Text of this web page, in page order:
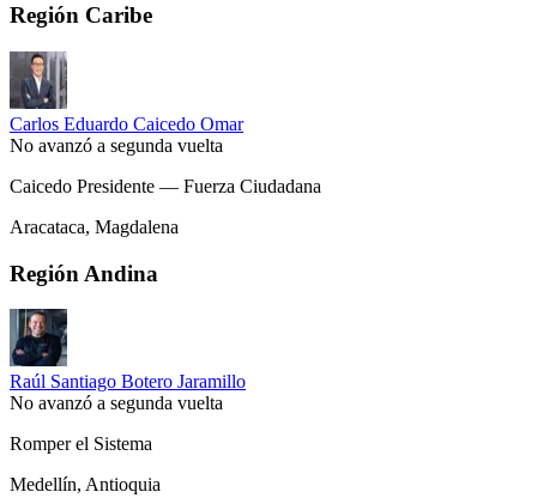
Región Caribe
Carlos Eduardo Caicedo Omar
No avanzó a segunda vuelta
Caicedo Presidente — Fuerza Ciudadana
Aracataca, Magdalena
Región Andina
Raúl Santiago Botero Jaramillo
No avanzó a segunda vuelta
Romper el Sistema
Medellín, Antioquia